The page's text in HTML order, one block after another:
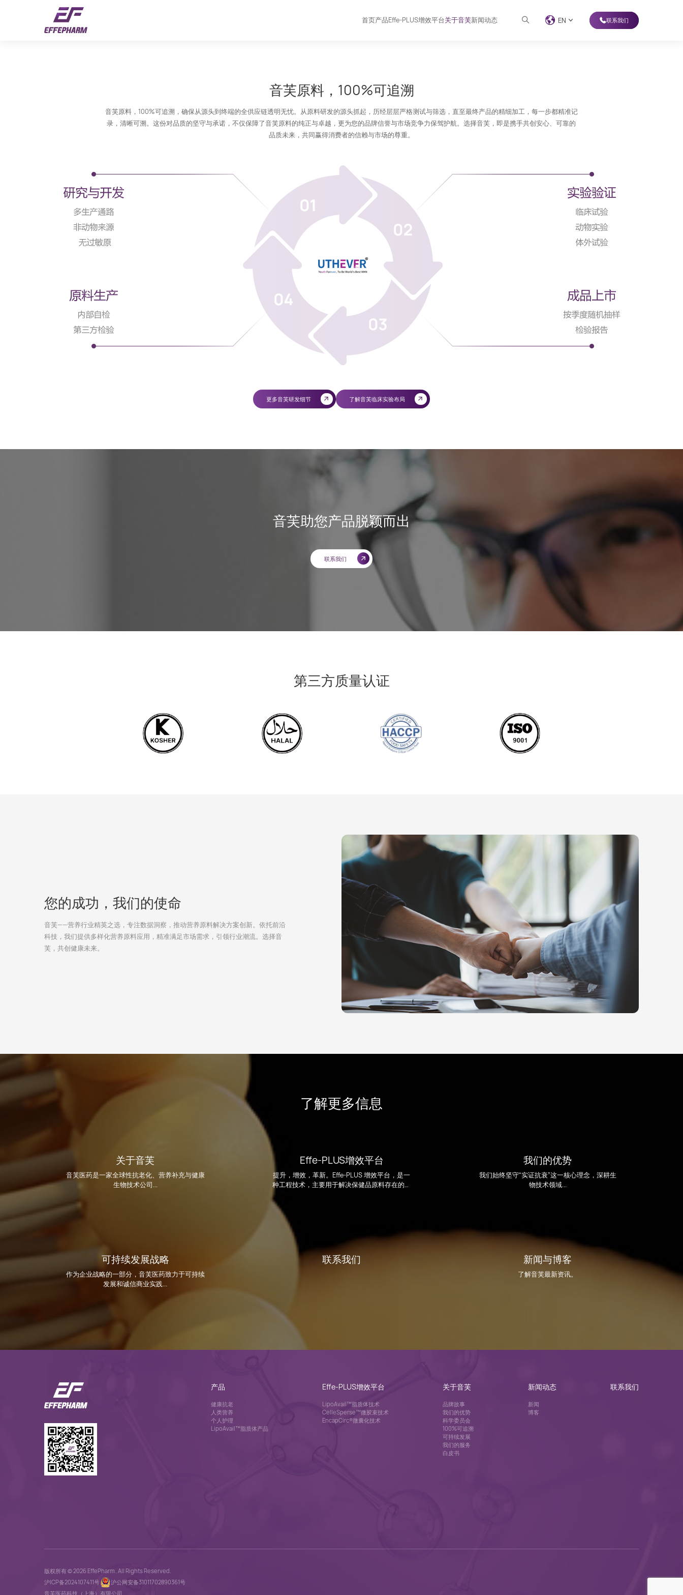
首页产品Effe-PLUS增效平台关于音芙新闻动态 EN 联系我们
音芙原料，100%可追溯
音芙原料，100%可追溯，确保从源头到终端的全供应链透明无忧。从原料研发的源头抓起，历经层层严格测试与筛选，直至最终产品的精细加工，每一步都精准记
录，清晰可溯。这份对品质的坚守与承诺，不仅保障了音芙原料的纯正与卓越，更为您的品牌信誉与市场竞争力保驾护航。选择音芙，即是携手共创安心、可靠的
品质未来，共同赢得消费者的信赖与市场的尊重。
更多音芙研发细节 了解音芙临床实验布局
音芙助您产品脱颖而出
联系我们
第三方质量认证
您的成功，我们的使命
音芙——营养行业精英之选，专注数据洞察，推动营养原料解决方案创新。依托前沿
科技，我们提供多样化营养原料应用，精准满足市场需求，引领行业潮流。选择音
芙，共创健康未来。
了解更多信息
关于音芙
音芙医药是一家全球性抗老化、营养补充与健康
生物技术公司...
Effe-PLUS增效平台
提升，增效，革新。Effe-PLUS 增效平台，是一
种工程技术，主要用于解决保健品原料存在的问
我们的优势
我们始终坚守“实证抗衰”这一核心理念，深耕生
物技术领域...
可持续发展战略
作为企业战略的一部分，音芙医药致力于可持续
发展和诚信商业实践...
联系我们 新闻与博客
了解音芙最新资讯。
产品
健康抗老
人类营养
个人护理
LipoAvail™脂质体产品
Effe-PLUS增效平台
LipoAvail™脂质体技术
CelleSperse™微胶束技术
EncapCirc®微囊化技术
关于音芙
品牌故事
我们的优势
科学委员会
100%可追溯
可持续发展
我们的服务
白皮书
新闻动态
新闻
博客
联系我们
版权所有 © 2026 EffePharm . All Rights Reserved.
沪ICP备2024107411号
沪公网安备31011702890361号
音芙医药科技（上海）有限公司